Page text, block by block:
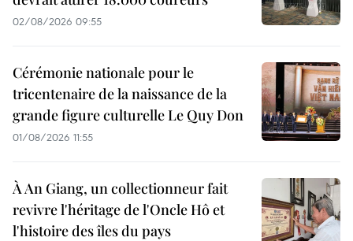
02/08/2026 09:55
Cérémonie nationale pour le
tricentenaire de la naissance de la
grande figure culturelle Le Quy Don
01/08/2026 11:55
À An Giang, un collectionneur fait
revivre l'héritage de l'Oncle Hô et
l'histoire des îles du pays